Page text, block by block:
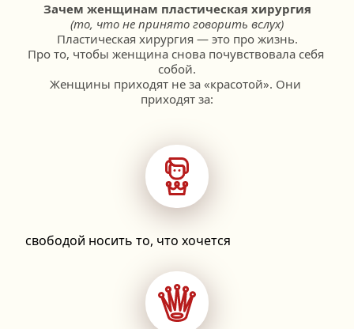
Зачем женщинам пластическая хирургия
(то, что не принято говорить вслух)
Пластическая хирургия — это про жизнь.
Про то, чтобы женщина снова почувствовала себя
собой.
Женщины приходят не за «красотой». Они
приходят за:
свободой носить то, что хочется